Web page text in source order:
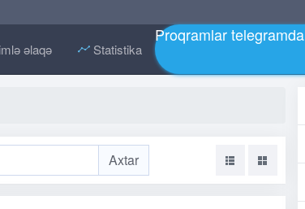
əlaqə Statistika
Proqramlar telegramda